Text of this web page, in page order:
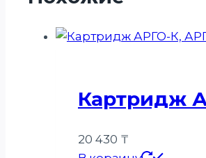
Картридж
20 430 ₸